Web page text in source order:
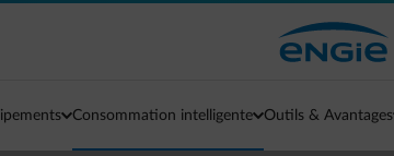
Consommation intelligente Outils & Avantages